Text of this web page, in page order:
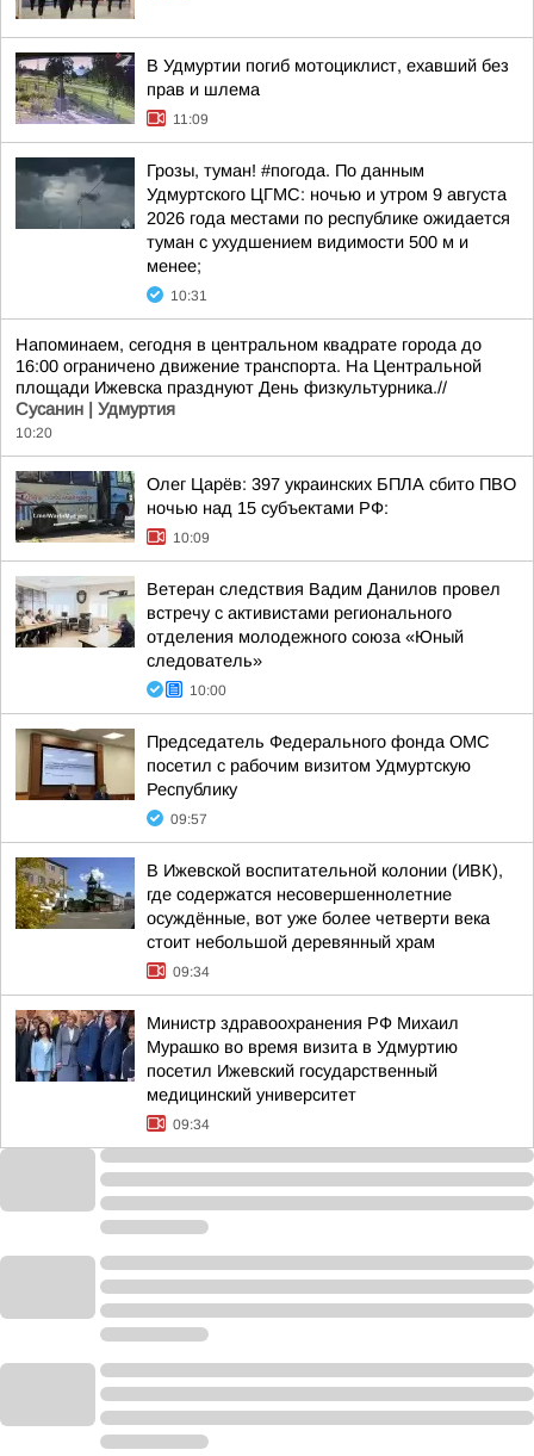
В Удмуртии погиб мотоциклист, ехавший без
прав и шлема
11:09
Грозы, туман! #погода. По данным
Удмуртского ЦГМС: ночью и утром 9 августа
2026 года местами по республике ожидается
туман с ухудшением видимости 500 м и
менее;
10:31
Напоминаем, сегодня в центральном квадрате города до
16:00 ограничено движение транспорта. На Центральной
площади Ижевска празднуют День физкультурника.//
Сусанин | Удмуртия
10:20
Олег Царёв: 397 украинских БПЛА сбито ПВО
ночью над 15 субъектами РФ:
10:09
Ветеран следствия Вадим Данилов провел
встречу с активистами регионального
отделения молодежного союза «Юный
следователь»
10:00
Председатель Федерального фонда ОМС
посетил с рабочим визитом Удмуртскую
Республику
09:57
В Ижевской воспитательной колонии (ИВК),
где содержатся несовершеннолетние
осуждённые, вот уже более четверти века
стоит небольшой деревянный храм
09:34
Министр здравоохранения РФ Михаил
Мурашко во время визита в Удмуртию
посетил Ижевский государственный
медицинский университет
09:34